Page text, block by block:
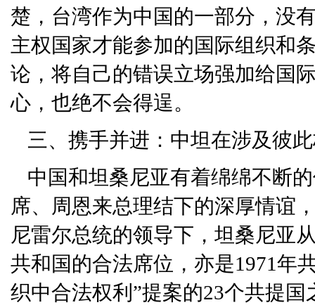
楚，台湾作为中国的一部分，没
主权国家才能参加的国际组织和
论，将自己的错误立场强加给国
心，也绝不会得逞。
三、携手并进：中坦在涉及彼
中国和坦桑尼亚有着绵绵不断
席、周恩来总理结下的深厚情谊
尼雷尔总统的领导下，坦桑尼亚
共和国的合法席位，亦是1971年
织中合法权利”提案的23个共提